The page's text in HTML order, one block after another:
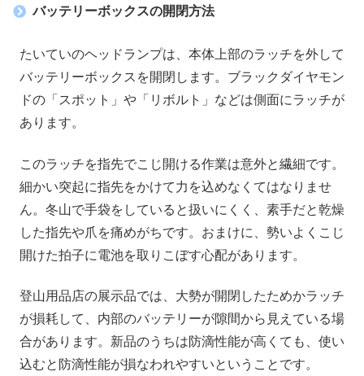
バッテリーボックスの開閉方法
たいていのヘッドランプは、本体上部のラッチを外して
バッテリーボックスを開閉します。ブラックダイヤモン
ドの「スポット」や「リボルト」などは側面にラッチが
あります。
このラッチを指先でこじ開ける作業は意外と繊細です。
細かい突起に指先をかけて力を込めなくてはなりませ
ん。冬山で手袋をしていると扱いにくく、素手だと乾燥
した指先や爪を痛めがちです。おまけに、勢いよくこじ
開けた拍子に電池を取りこぼす心配があります。
登山用品店の展示品では、大勢が開閉したためかラッチ
が損耗して、内部のバッテリーが隙間から見えている場
合があります。新品のうちは防滴性能が高くても、使い
込むと防滴性能が損なわれやすいということです。